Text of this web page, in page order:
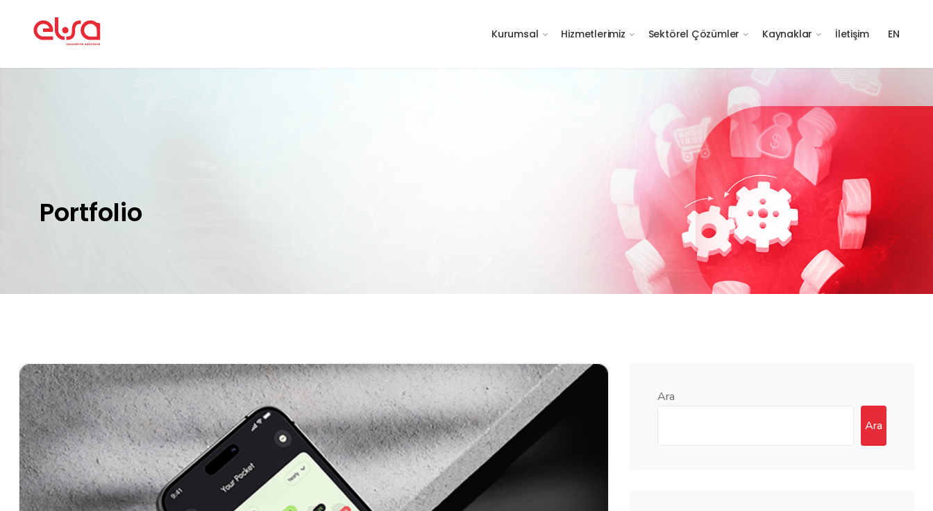
Kurumsal Hizmetlerimiz Sektörel Çözümler Kaynaklar İletişim EN
Portfolio
Ara
Ara